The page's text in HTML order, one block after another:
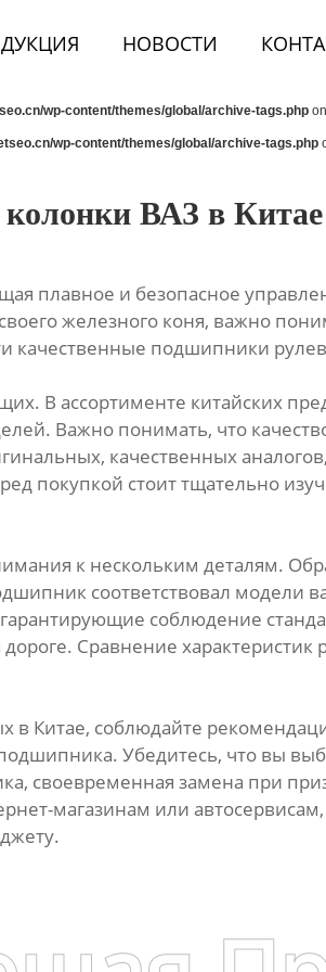
НОВОСТИ
wp-content/themes/global/archive-tags.php
wp-content/themes/global/archive-tags.php
ВАЗ в Китае
плавное и безопасное
железного коня, важно
качественные подшипники
В ассортименте китайских
Важно понимать, что
качественных
покупкой стоит тщательно
к нескольким деталям.
соответствовал модели
соблюдение
Сравнение
Китае, соблюдайте
Убедитесь, что вы
своевременная замена при
магазинам или